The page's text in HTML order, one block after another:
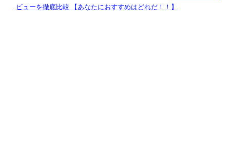
ビューを徹底比較 【あなたにおすすめはどれだ！！】